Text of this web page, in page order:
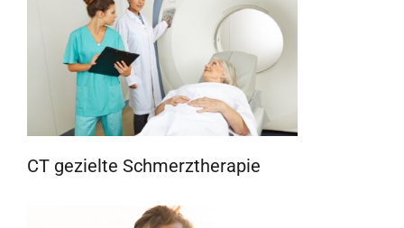
CT gezielte Schmerztherapie